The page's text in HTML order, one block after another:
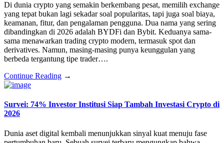
Di dunia crypto yang semakin berkembang pesat, memilih exchange
yang tepat bukan lagi sekadar soal popularitas, tapi juga soal biaya,
keamanan, fitur, dan pengalaman pengguna. Dua nama yang sering
dibandingkan di 2026 adalah BYDFi dan Bybit. Keduanya sama-
sama menawarkan trading crypto modern, termasuk spot dan
derivatives. Namun, masing-masing punya keunggulan yang
berbeda tergantung tipe trader….
Continue Reading →
Survei: 74% Investor Institusi Siap Tambah Investasi Crypto di
2026
Dunia aset digital kembali menunjukkan sinyal kuat menuju fase